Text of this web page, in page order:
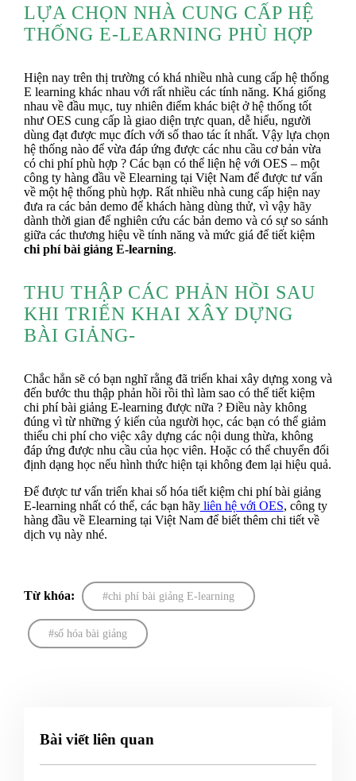
LỰA CHỌN NHÀ CUNG CẤP HỆ
THỐNG E-LEARNING PHÙ HỢP
Hiện nay trên thị trường có khá nhiều nhà cung cấp hệ thống
E learning khác nhau với rất nhiều các tính năng. Khá giống
nhau về đầu mục, tuy nhiên điểm khác biệt ở hệ thống tốt
như OES cung cấp là giao diện trực quan, dễ hiểu, người
dùng đạt được mục đích với số thao tác ít nhất. Vậy lựa chọn
hệ thống nào để vừa đáp ứng được các nhu cầu cơ bản vừa
có chi phí phù hợp ? Các bạn có thể liện hệ với OES – một
công ty hàng đầu về Elearning tại Việt Nam để được tư vấn
về một hệ thống phù hợp. Rất nhiều nhà cung cấp hiện nay
đưa ra các bản demo để khách hàng dùng thử, vì vậy hãy
dành thời gian để nghiên cứu các bản demo và có sự so sánh
giữa các thương hiệu về tính năng và mức giá để tiết kiệm
chi phí bài giảng E-learning.
THU THẬP CÁC PHẢN HỒI SAU
KHI TRIỂN KHAI XÂY DỰNG
BÀI GIẢNG-
Chắc hẳn sẽ có bạn nghĩ rằng đã triển khai xây dựng xong và
đến bước thu thập phản hồi rồi thì làm sao có thể tiết kiệm
chi phí bài giảng E-learning được nữa ? Điều này không
đúng vì từ những ý kiến của người học, các bạn có thể giảm
thiểu chi phí cho việc xây dựng các nội dung thừa, không
đáp ứng được nhu cầu của học viên. Hoặc có thể chuyển đổi
định dạng học nếu hình thức hiện tại không đem lại hiệu quả.
Để được tư vấn triển khai số hóa tiết kiệm chi phí bài giảng
E-learning nhất có thể, các bạn hãyliên hệ với OES, công ty
hàng đầu về Elearning tại Việt Nam để biết thêm chi tiết về
dịch vụ này nhé.
Từ khóa: chi phí bài giảng E-learning
số hóa bài giảng
Bài viết liên quan